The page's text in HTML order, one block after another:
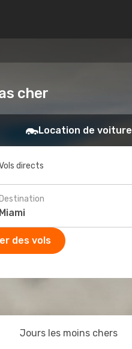
cher
Location de voiture
directs
Destination
des vols
Jours les moins chers